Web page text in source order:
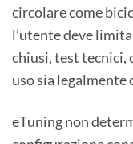
circolare come
l’utente deve
chiusi, test tecnici,
uso sia legalmente
eTuning non